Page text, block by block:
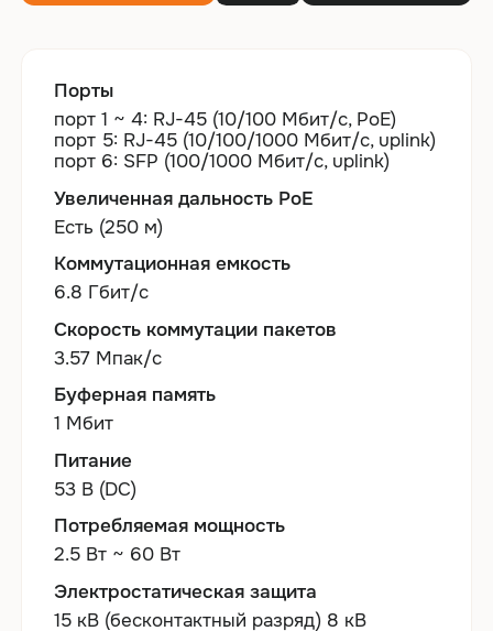
Порты
порт 1 ~ 4: RJ-45 (10/100 Мбит/с, PoE)
порт 5: RJ-45 (10/100/1000 Мбит/с, uplink)
порт 6: SFP (100/1000 Мбит/с, uplink)
Увеличенная дальность PoE
Есть (250 м)
Коммутационная емкость
6.8 Гбит/с
Скорость коммутации пакетов
3.57 Мпак/с
Буферная память
1 Мбит
Питание
53 В (DC)
Потребляемая мощность
2.5 Вт ~ 60 Вт
Электростатическая защита
15 кВ (бесконтактный разряд) 8 кВ